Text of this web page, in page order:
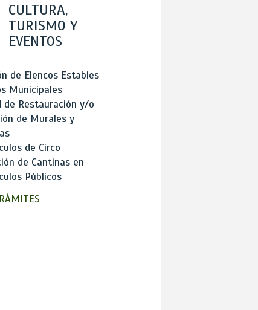
CULTURA,
TURISMO Y
EVENTOS
de Elencos Estables
Municipales
de Restauración y/o
de Murales y
de Circo
de Cantinas en
Públicos